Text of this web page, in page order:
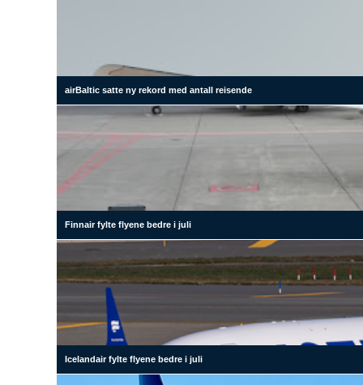
airBaltic satte ny rekord med antall reisende
Finnair fylte flyene bedre i juli
Icelandair fylte flyene bedre i juli